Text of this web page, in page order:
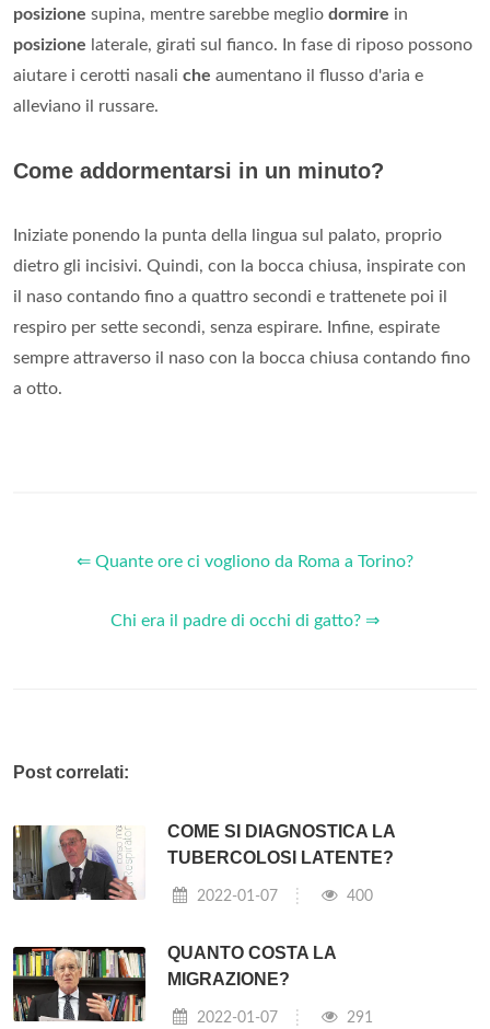
posizione supina, mentre sarebbe meglio dormire in
posizione laterale, girati sul fianco. In fase di riposo possono
aiutare i cerotti nasali che aumentano il flusso d'aria e
alleviano il russare.
Come addormentarsi in un minuto?
Iniziate ponendo la punta della lingua sul palato, proprio
dietro gli incisivi. Quindi, con la bocca chiusa, inspirate con
il naso contando fino a quattro secondi e trattenete poi il
respiro per sette secondi, senza espirare. Infine, espirate
sempre attraverso il naso con la bocca chiusa contando fino
a otto.
⇐ Quante ore ci vogliono da Roma a Torino?
Chi era il padre di occhi di gatto? ⇒
Post correlati:
COME SI DIAGNOSTICA LA
TUBERCOLOSI LATENTE?
2022-01-07 400
QUANTO COSTA LA
MIGRAZIONE?
2022-01-07 291